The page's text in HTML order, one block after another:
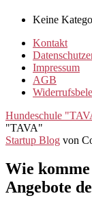
Keine
Kontakt
Impressum
AGB
Hundeschule
"TAVA"
Startup Blog von
Wie
Angebote